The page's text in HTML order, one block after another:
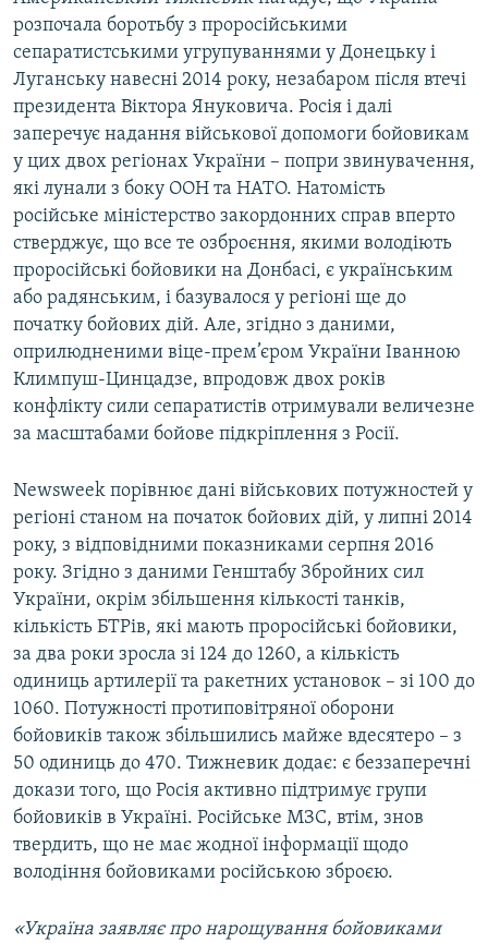
розпочала боротьбу з проросійськими
сепаратистськими угрупуваннями у Донецьку і
Луганську навесні 2014 року, незабаром після втечі
президента Віктора Януковича. Росія і далі
заперечує надання військової допомоги бойовикам
у цих двох регіонах України – попри звинувачення,
які лунали з боку ООН та НАТО. Натомість
російське міністерство закордонних справ вперто
стверджує, що все те озброєння, якими володіють
проросійські бойовики на Донбасі, є українським
або радянським, і базувалося у регіоні ще до
початку бойових дій. Але, згідно з даними,
оприлюдненими віце-прем’єром України Іванною
Климпуш-Цинцадзе, впродовж двох років
конфлікту сили сепаратистів отримували величезне
за масштабами бойове підкріплення з Росії.
Newsweek порівнює дані військових потужностей у
регіоні станом на початок бойових дій, у липні 2014
року, з відповідними показниками серпня 2016
року. Згідно з даними Генштабу Збройних сил
України, окрім збільшення кількості танків,
кількість БТРів, які мають проросійські бойовики,
за два роки зросла зі 124 до 1260, а кількість
одиниць артилерії та ракетних установок – зі 100 до
1060. Потужності протиповітряної оборони
бойовиків також збільшились майже вдесятеро – з
50 одиниць до 470. Тижневик додає: є беззаперечні
докази того, що Росія активно підтримує групи
бойовиків в Україні. Російське МЗС, втім, знов
твердить, що не має жодної інформації щодо
володіння бойовиками російською зброєю.
«Україна заявляє про нарощування бойовиками